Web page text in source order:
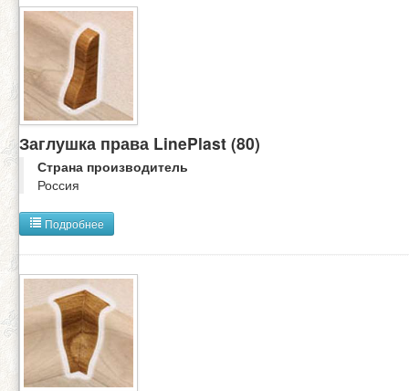
Заглушка права LinePlast (80)
Страна производитель
Россия
Подробнее